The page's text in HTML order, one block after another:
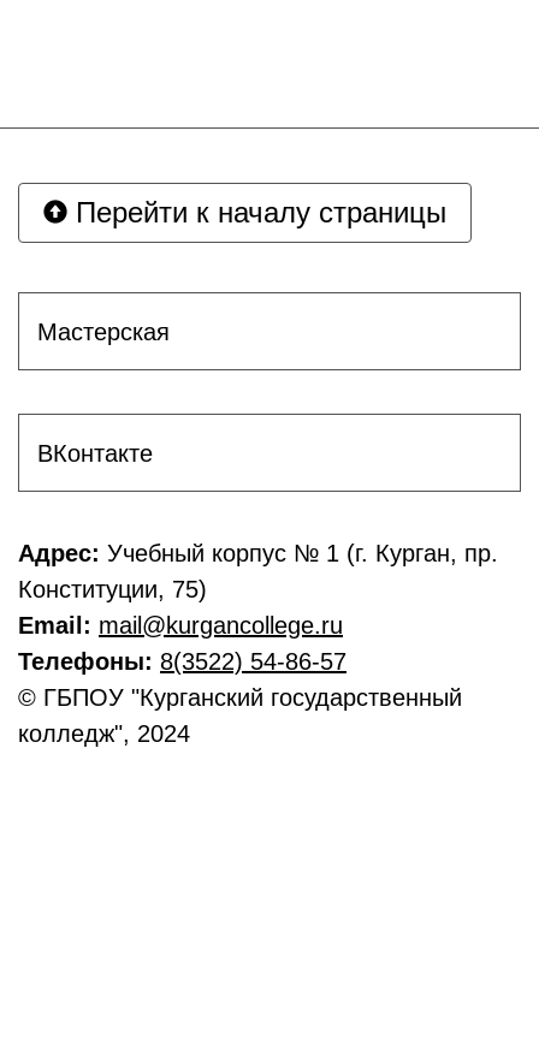
Перейти к началу страницы
Мастерская
ВКонтакте
Адрес: Учебный корпус № 1 (г. Курган, пр.
Конституции, 75)
Email: mail@kurgancollege.ru
Телефоны: 8(3522) 54-86-57
© ГБПОУ "Курганский государственный
колледж", 2024